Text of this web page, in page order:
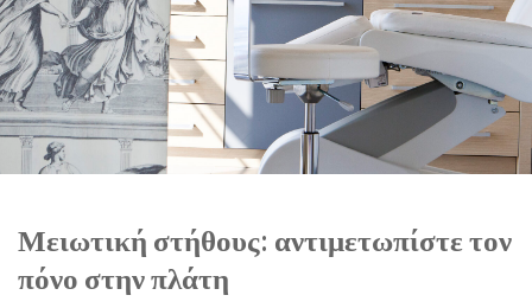
Μειωτική στήθους: αντιμετωπίστε τον
πόνο στην πλάτη